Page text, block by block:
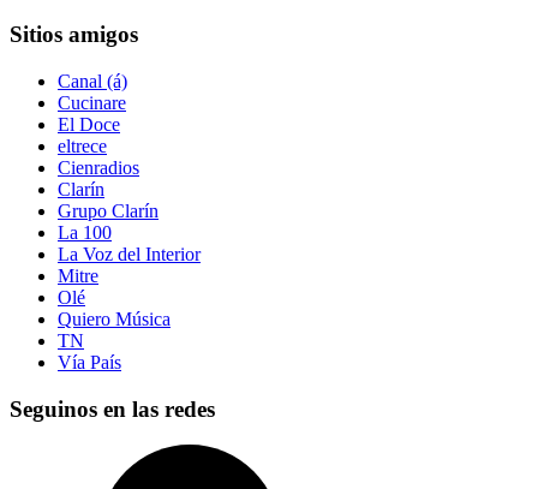
Sitios amigos
Canal (á)
Cucinare
El Doce
eltrece
Cienradios
Clarín
Grupo Clarín
La 100
La Voz del Interior
Mitre
Olé
Quiero Música
TN
Vía País
Seguinos en las redes